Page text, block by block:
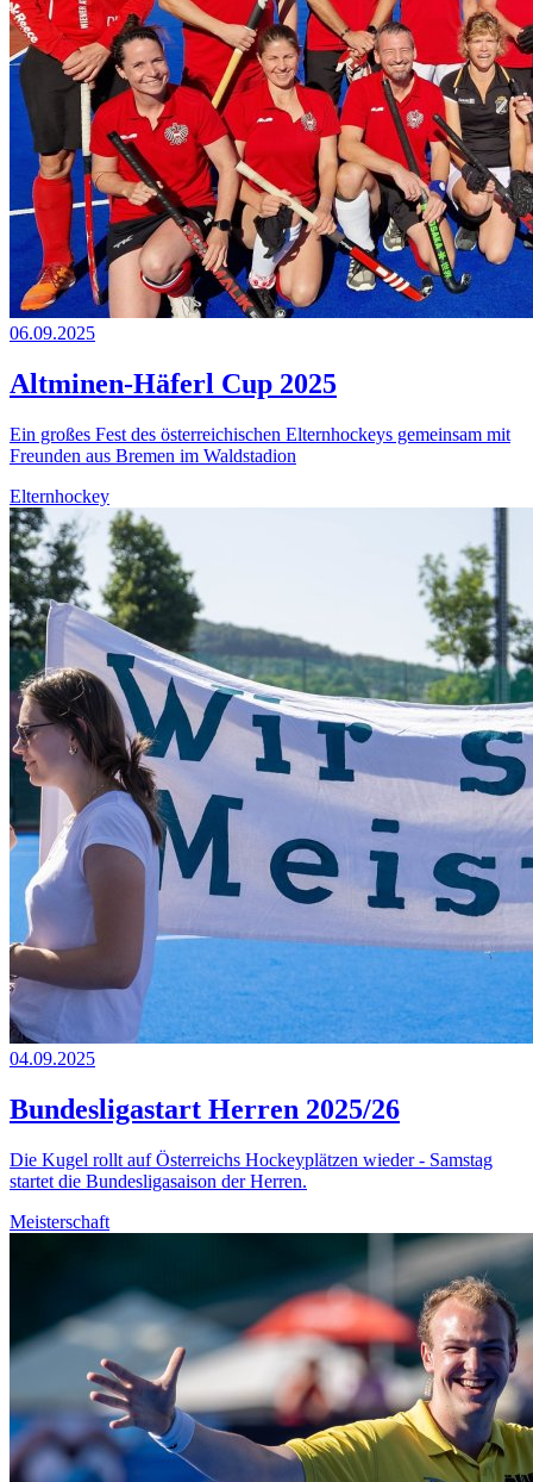
06.09.2025
Altminen-Häferl Cup 2025
Ein großes Fest des österreichischen Elternhockeys gemeinsam mit
Freunden aus Bremen im Waldstadion
Elternhockey
04.09.2025
Bundesligastart Herren 2025/26
Die Kugel rollt auf Österreichs Hockeyplätzen wieder - Samstag
startet die Bundesligasaison der Herren.
Meisterschaft